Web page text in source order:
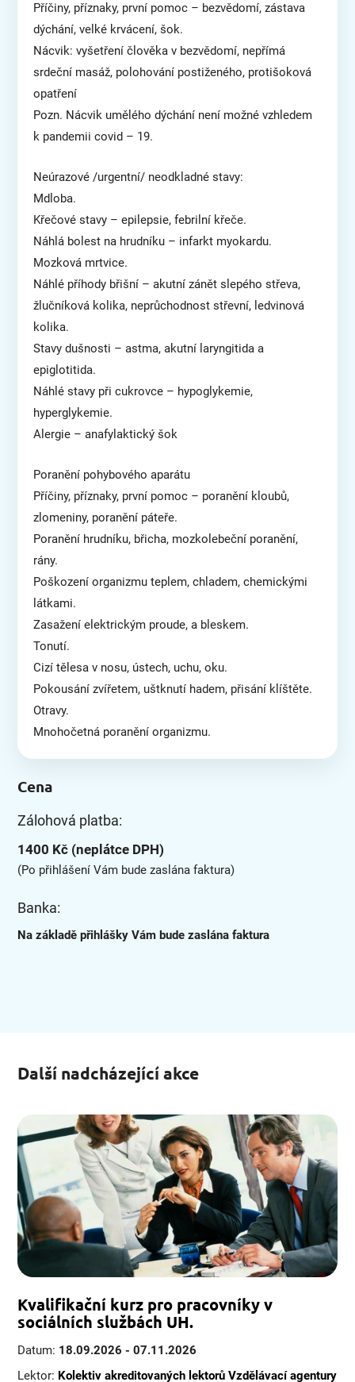
Příčiny, příznaky, první pomoc – bezvědomí, zástava
dýchání, velké krvácení, šok.
Nácvik: vyšetření člověka v bezvědomí, nepřímá
srdeční masáž, polohování postiženého, protišoková
opatření
Pozn. Nácvik umělého dýchání není možné vzhledem
k pandemii covid – 19.
Neúrazové /urgentní/ neodkladné stavy:
Mdloba.
Křečové stavy – epilepsie, febrilní křeče.
Náhlá bolest na hrudníku – infarkt myokardu.
Mozková mrtvice.
Náhlé příhody břišní – akutní zánět slepého střeva,
žlučníková kolika, neprůchodnost střevní, ledvinová
kolika.
Stavy dušnosti – astma, akutní laryngitida a
epiglotitida.
Náhlé stavy při cukrovce – hypoglykemie,
hyperglykemie.
Alergie – anafylaktický šok
Poranění pohybového aparátu
Příčiny, příznaky, první pomoc – poranění kloubů,
zlomeniny, poranění páteře.
Poranění hrudníku, břicha, mozkolebeční poranění,
rány.
Poškození organizmu teplem, chladem, chemickými
látkami.
Zasažení elektrickým proude, a bleskem.
Tonutí.
Cizí tělesa v nosu, ústech, uchu, oku.
Pokousání zvířetem, uštknutí hadem, přisání klíštěte.
Otravy.
Mnohočetná poranění organizmu.
Cena
Zálohová platba:
1400 Kč (neplátce DPH)
(Po přihlášení Vám bude zaslána faktura)
Banka:
Na základě přihlášky Vám bude zaslána faktura
Další nadcházející akce
Kvalifikační kurz pro pracovníky v
sociálních službách UH.
Datum: 18.09.2026 - 07.11.2026
Lektor: Kolektiv akreditovaných lektorů Vzdělávací agentury